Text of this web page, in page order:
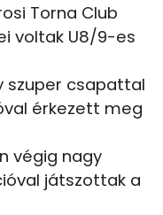
Torna Club
voltak U8/9-es
szuper csapattal
érkezett meg
végig nagy
játszottak a